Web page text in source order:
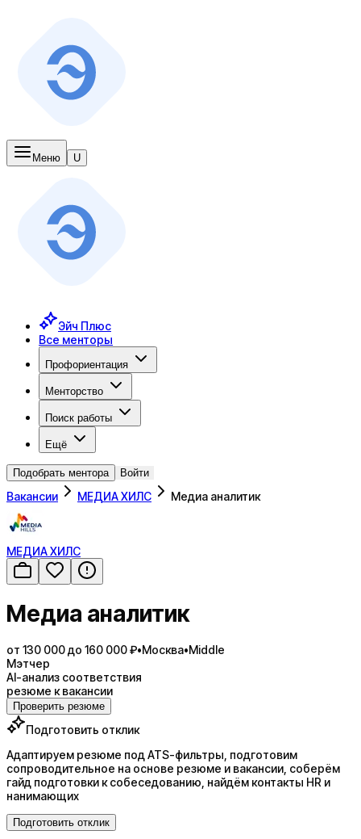
Меню U
Эйч Плюс
Все менторы
Профориентация
Менторство
Поиск работы
Ещё
Подобрать ментора Войти
Вакансии МЕДИА ХИЛС Медиа аналитик
МЕДИА ХИЛС
Медиа аналитик
от 130 000 до 160 000 ₽•Москва•Middle
Мэтчер
AI-анализ соответствия
резюме к вакансии
Проверить резюме
Подготовить отклик
Адаптируем резюме под ATS-фильтры, подготовим
сопроводительное на основе резюме и вакансии, соберём
гайд подготовки к собеседованию, найдём контакты HR и
нанимающих
Подготовить отклик